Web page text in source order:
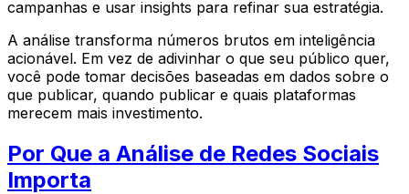
campanhas e usar insights para refinar sua estratégia.
A análise transforma números brutos em inteligência
acionável. Em vez de adivinhar o que seu público quer,
você pode tomar decisões baseadas em dados sobre o
que publicar, quando publicar e quais plataformas
merecem mais investimento.
Por Que a Análise de Redes Sociais
Importa